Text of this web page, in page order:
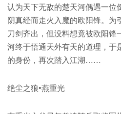
认为天下无敌的楚天河偶遇一位
阴真经而走火入魔的欧阳锋。为
刀剑齐出，但没料想竟被欧阳锋
河终于悟通天外有天的道理，于
的身份，再次踏入江湖……
绝尘之狼•燕重光